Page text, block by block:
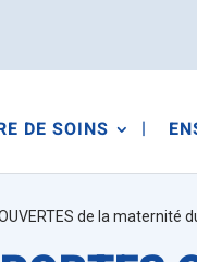
DE SOINS
de la maternité